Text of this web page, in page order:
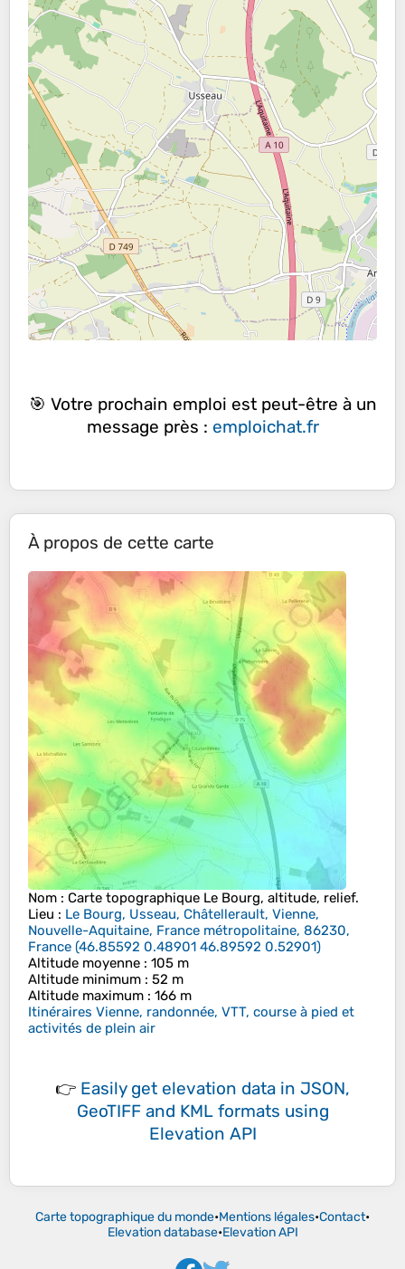
🎯 Votre prochain emploi est peut-être à un
message près : emploichat.fr
À propos de cette carte
Nom : Carte topographique Le Bourg, altitude, relief.
Lieu : Le Bourg, Usseau, Châtellerault, Vienne,
Nouvelle-Aquitaine, France métropolitaine, 86230,
France (46.85592 0.48901 46.89592 0.52901)
Altitude moyenne : 105 m
Altitude minimum : 52 m
Altitude maximum : 166 m
Itinéraires Vienne, randonnée, VTT, course à pied et
activités de plein air
👉 Easily get elevation data in JSON,
GeoTIFF and KML formats using
Elevation API
Carte topographique du monde•Mentions légales•Contact•
Elevation database•Elevation API